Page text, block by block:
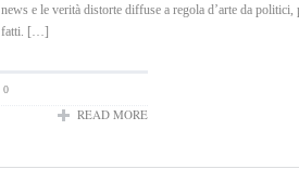
news e le verità distorte diffuse a regola d’arte da
fatti. […]
0
READ MORE